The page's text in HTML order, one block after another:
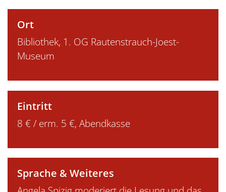
Ort
Bibliothek, 1. OG Rautenstrauch-Joest-
Museum
Eintritt
8 € / erm. 5 €, Abendkasse
Sprache & Weiteres